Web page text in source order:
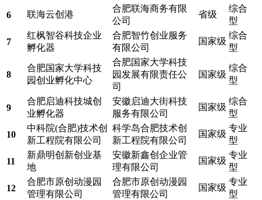
6 联海云创港
合肥联海商务有限
公司
省级
综合
型
7
红枫智谷科技企业
孵化器
合肥智竹创业服务
有限公司
国家级
综合
型
8
合肥国家大学科技
园创业孵化中心
合肥国家大学科技
园发展有限责任公
司
国家级
综合
型
9
合肥启迪科技城创
业孵化器
安徽启迪大街科技
服务有限公司
国家级
综合
型
10
中科院(合肥)技术创
新工程院有限公司
科学岛合肥技术创
新工程院有限公司
国家级
专业
型
11
新鼎明创新创业基
地
安徽新鑫创企业管
理有限公司
国家级
专业
型
12
合肥市原创动漫园
管理有限公司
合肥市原创动漫园
管理有限公司
国家级
专业
型